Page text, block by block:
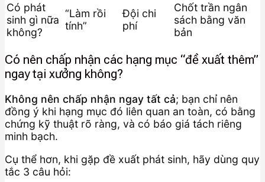
Có phát
sinh gì nữa
không?
“Làm rồi
tính”
Đội chi
phí
Chốt trần ngân
sách bằng văn
bản
Có nên chấp nhận các hạng mục “đề xuất thêm”
ngay tại xưởng không?
Không nên chấp nhận ngay tất cả; bạn chỉ nên
đồng ý khi hạng mục đó liên quan an toàn, có bằng
chứng kỹ thuật rõ ràng, và có báo giá tách riêng
minh bạch.
Cụ thể hơn, khi gặp đề xuất phát sinh, hãy dùng quy
tắc 3 câu hỏi: